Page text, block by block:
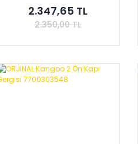
8200029306-8200120986
2.347,65 TL
2.350,00 TL
Sepete Ekle